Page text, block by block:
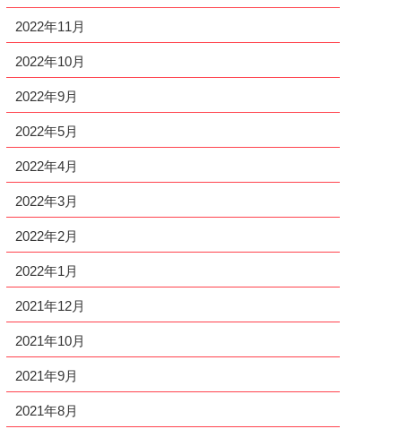
2022年11月
2022年10月
2022年9月
2022年5月
2022年4月
2022年3月
2022年2月
2022年1月
2021年12月
2021年10月
2021年9月
2021年8月